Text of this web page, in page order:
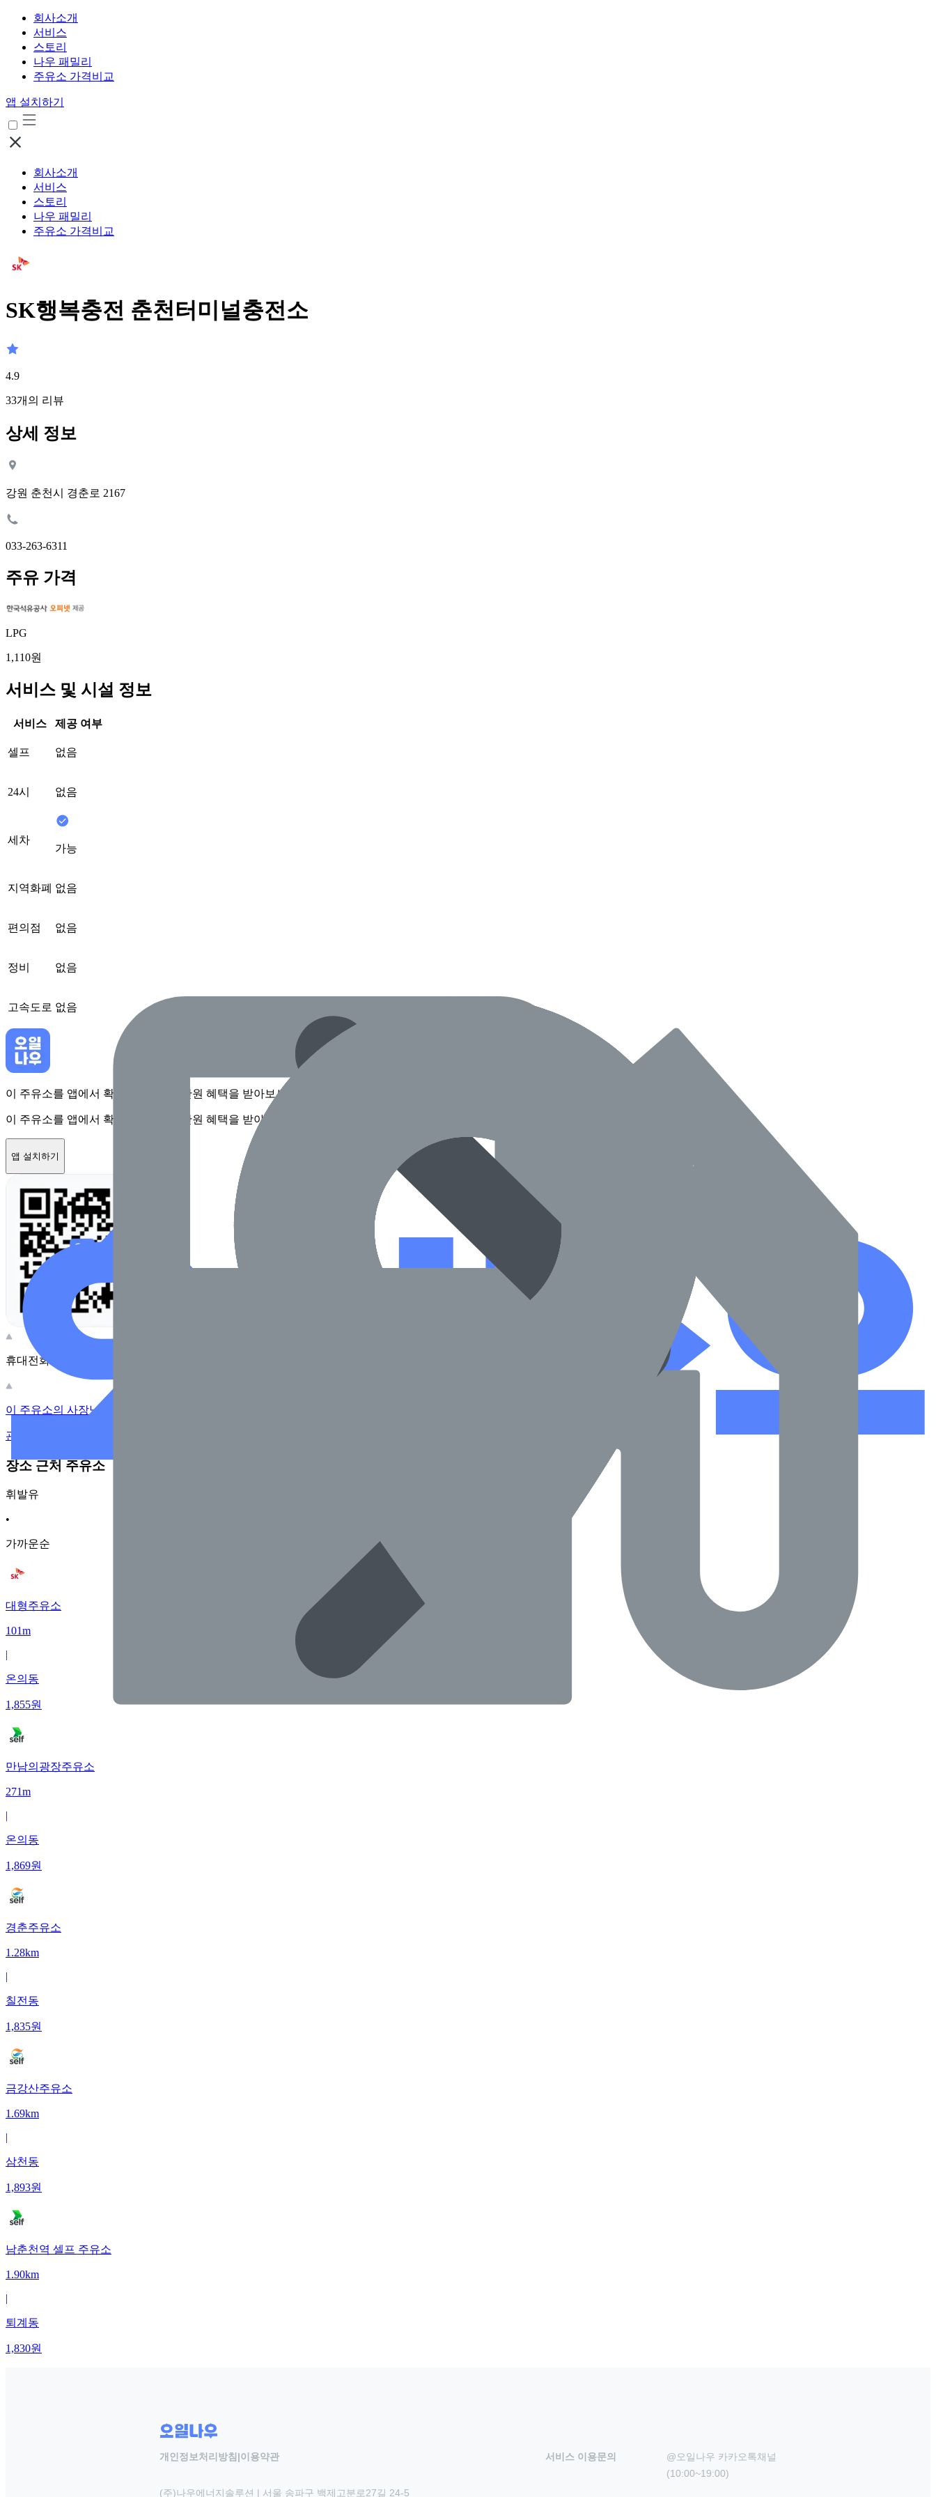
회사소개
서비스
스토리
나우 패밀리
주유소 가격비교
앱 설치하기
회사소개
서비스
스토리
나우 패밀리
주유소 가격비교
SK행복충전 춘천터미널충전소
4.9
33개의 리뷰
상세 정보
강원 춘천시 경춘로 2167
033-263-6311
주유 가격
LPG
1,110원
서비스 및 시설 정보
서비스 제공 여부
셀프 없음
24시 없음
세차
가능
지역화폐 없음
편의점 없음
정비 없음
고속도로 없음
이 주유소를 앱에서 확인하고 최대 1만원 혜택을 받아보세요
이 주유소를 앱에서 확인하고 최대 1만원 혜택을 받아보세요
앱 설치하기
휴대전화 카메라로 찍어보세요
이 주유소의 사장님이신가요?
관리하기
장소 근처 주유소
휘발유
•
가까운순
대형주유소
101m
|
온의동
1,855원
만남의광장주유소
271m
|
온의동
1,869원
경춘주유소
1.28km
|
칠전동
1,835원
금강산주유소
1.69km
|
삼천동
1,893원
남춘천역 셀프 주유소
1.90km
|
퇴계동
1,830원
개인정보처리방침 |이용약관
(주)나우에너지솔루션 | 서울 송파구 백제고분로27길 24-5
서비스 이용문의
@오일나우 카카오톡채널
(10:00~19:00)